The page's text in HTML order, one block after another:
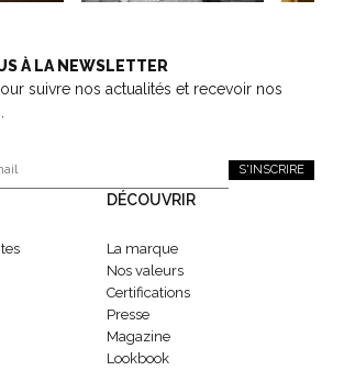
À LA NEWSLETTER
suivre nos actualités et recevoir nos
S'INSCRIRE
DÉCOUVRIR
La marque
Nos valeurs
Certifications
Presse
Magazine
Lookbook